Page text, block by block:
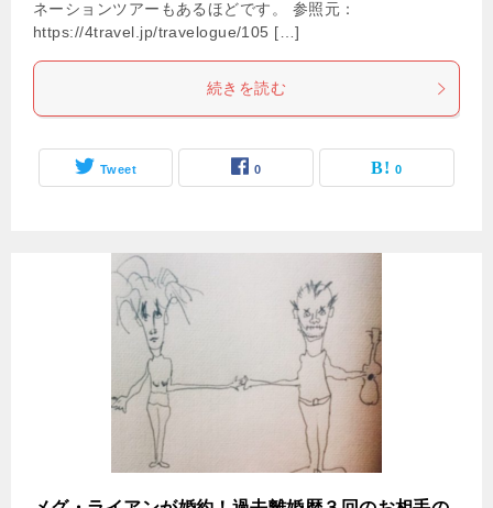
ネーションツアーもあるほどです。 参照元：
https://4travel.jp/travelogue/105 […]
続きを読む
Tweet 0 0